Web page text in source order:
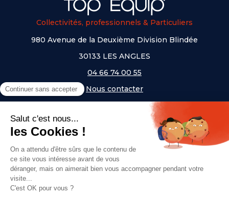
Collectivités, professionnels & Particuliers
980 Avenue de la Deuxième Division Blindée
30133 LES ANGLES
04 66 74 00 55
Nous contacter
NOS UNIVERS